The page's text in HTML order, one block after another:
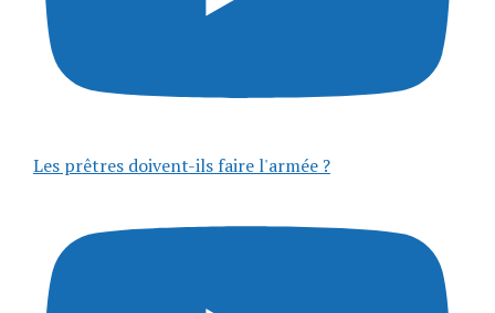
Les prêtres doivent-ils faire l'armée ?